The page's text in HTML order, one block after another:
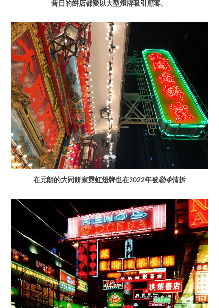
昔日的餅店都愛以大型燈牌吸引顧客。
在元朗的大同餅家霓虹燈牌也在2022年被勒令清拆